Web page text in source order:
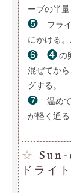
ーブの半
❺
フラ
にかける
❻ ❹の
混ぜてか
グする。
❼
温め
が軽く通る
☆
ドライ